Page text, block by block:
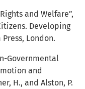
and Welfare”,
Developing
London.
Governmental
and
H., and Alston, P.